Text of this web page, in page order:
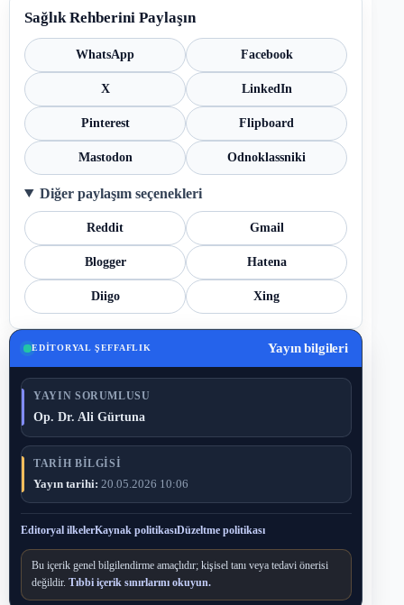
Sağlık Rehberini Paylaşın
WhatsApp Facebook
X LinkedIn
Pinterest Flipboard
Mastodon Odnoklassniki
Diğer paylaşım seçenekleri
Reddit Gmail
Blogger Hatena
Diigo Xing
EDITORYAL ŞEFFAFLIK Yayın bilgileri
YAYIN SORUMLUSU
Op. Dr. Ali Gürtuna
TARIH BILGISI
Yayın tarihi: 20.05.2026 10:06
Editoryal ilkelerKaynak politikasıDüzeltme politikası
Bu içerik genel bilgilendirme amaçlıdır; kişisel tanı veya tedavi önerisi
değildir. Tıbbi içerik sınırlarını okuyun.